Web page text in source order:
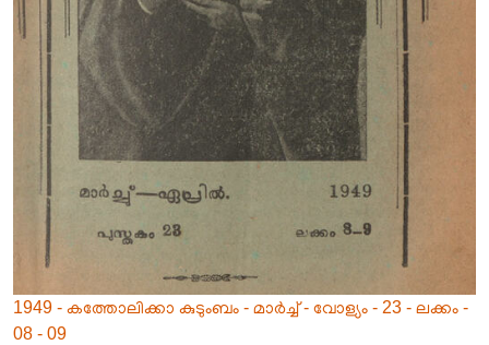
1949 - കത്തോലിക്കാ കുടുംബം - മാർച്ച് - വോള്യം - 23 - ലക്കം -
08 - 09